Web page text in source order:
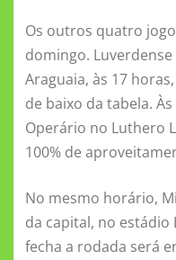
Os outros quatro
domingo. Luverdense
Araguaia, às 17
de baixo da tabela.
Operário no Luthero
100% de
No mesmo horário,
da capital, no estádio
fecha a rodada será